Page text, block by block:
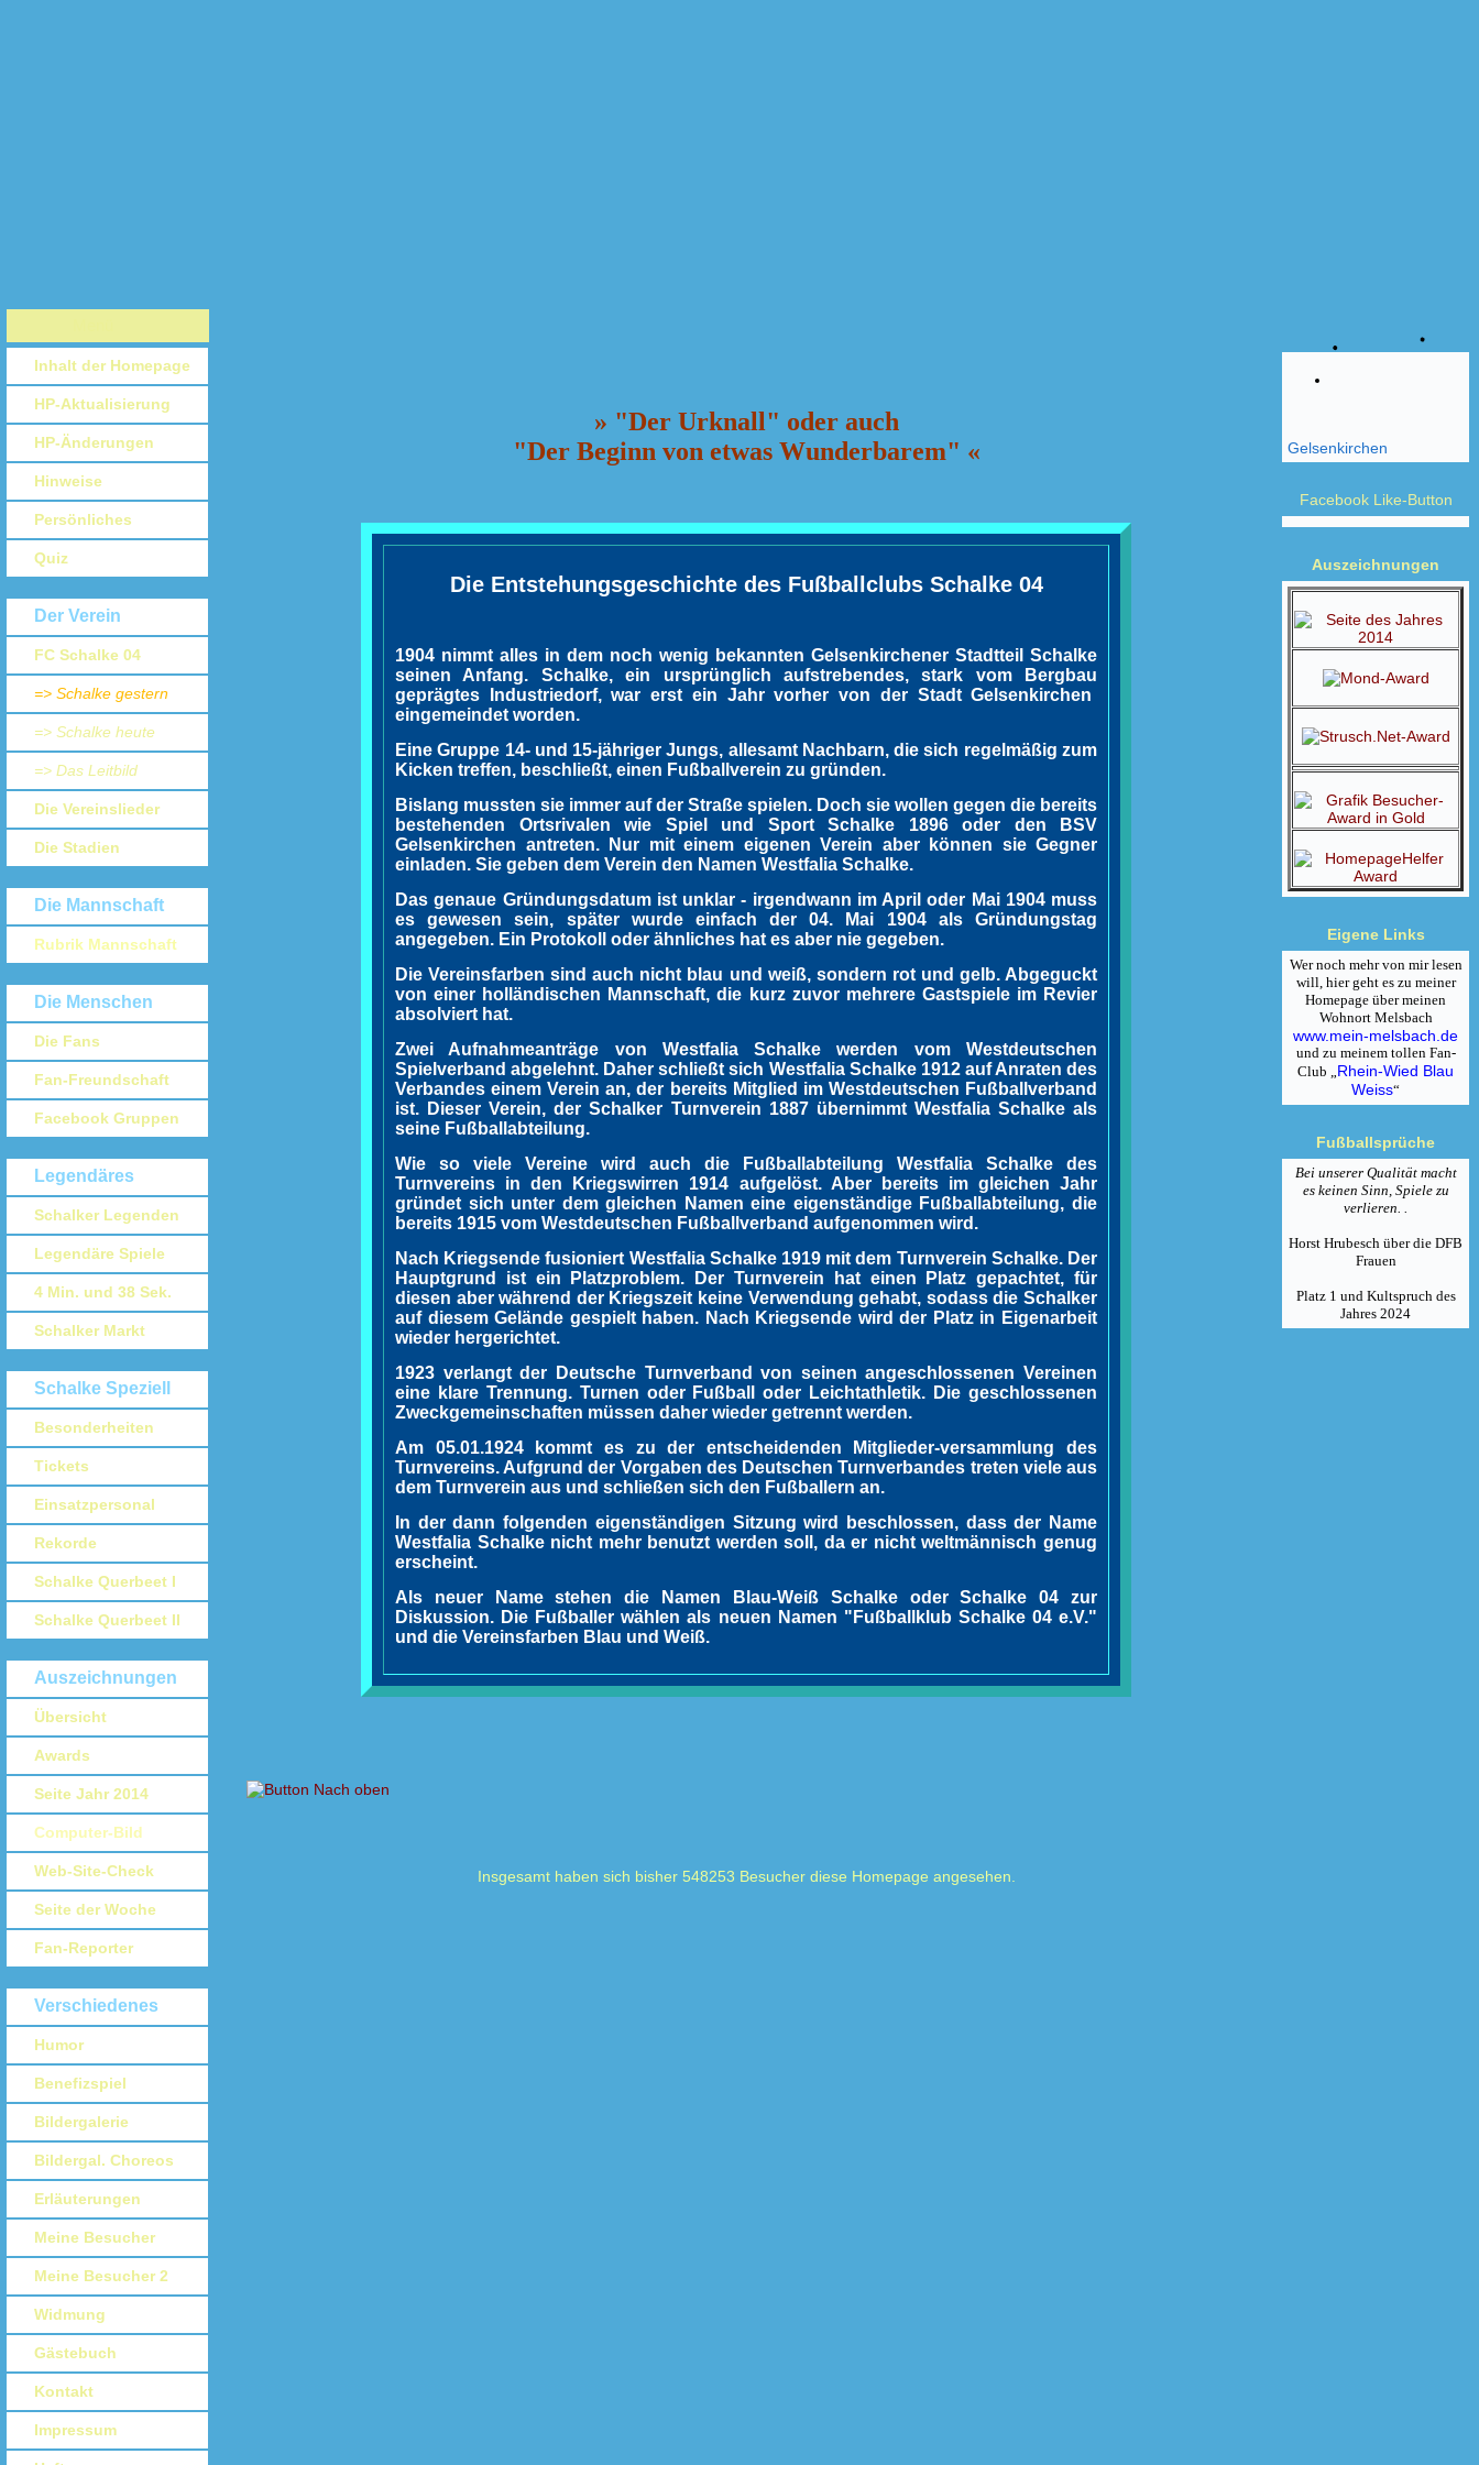
Inhalt der Homepage
HP-Aktualisierung
HP-Änderungen
Hinweise
Persönliches
Quiz
Der Verein
FC Schalke 04
=> Schalke gestern
=> Schalke heute
=> Das Leitbild
Die Vereinslieder
Die Stadien
Die Mannschaft
Rubrik Mannschaft
Die Menschen
Die Fans
Fan-Freundschaft
Facebook Gruppen
Legendäres
Schalker Legenden
Legendäre Spiele
4 Min. und 38 Sek.
Schalker Markt
Schalke Speziell
Besonderheiten
Tickets
Einsatzpersonal
Rekorde
Schalke Querbeet I
Schalke Querbeet II
Auszeichnungen
Übersicht
Awards
Seite Jahr 2014
Computer-Bild
Web-Site-Check
Seite der Woche
Fan-Reporter
Verschiedenes
Humor
Benefizspiel
Bildergalerie
Bildergal. Choreos
Erläuterungen
Meine Besucher
Meine Besucher 2
Widmung
Gästebuch
Kontakt
Impressum
» "Der Urknall" oder auch
"Der Beginn von etwas Wunderbarem" «
Die Entstehungsgeschichte des Fußballclubs Schalke 04
1904 nimmt alles in dem noch wenig bekannten Gelsenkirchener Stadtteil Schalke
seinen Anfang. Schalke, ein ursprünglich aufstrebendes, stark vom Bergbau
geprägtes Industriedorf, war erst ein Jahr vorher von der Stadt Gelsenkirchen
eingemeindet worden.
Eine Gruppe 14- und 15-jähriger Jungs, allesamt Nachbarn, die sich regelmäßig zum
Kicken treffen, beschließt, einen Fußballverein zu gründen.
Bislang mussten sie immer auf der Straße spielen. Doch sie wollen gegen die bereits
bestehenden Ortsrivalen wie Spiel und Sport Schalke 1896 oder den BSV
Gelsenkirchen antreten. Nur mit einem eigenen Verein aber können sie Gegner
einladen. Sie geben dem Verein den Namen Westfalia Schalke.
Das genaue Gründungsdatum ist unklar - irgendwann im April oder Mai 1904 muss
es gewesen sein, später wurde einfach der 04. Mai 1904 als Gründungstag
angegeben. Ein Protokoll oder ähnliches hat es aber nie gegeben.
Die Vereinsfarben sind auch nicht blau und weiß, sondern rot und gelb. Abgeguckt
von einer holländischen Mannschaft, die kurz zuvor mehrere Gastspiele im Revier
absolviert hat.
Zwei Aufnahmeanträge von Westfalia Schalke werden vom Westdeutschen
Spielverband abgelehnt. Daher schließt sich Westfalia Schalke 1912 auf Anraten des
Verbandes einem Verein an, der bereits Mitglied im Westdeutschen Fußballverband
ist. Dieser Verein, der Schalker Turnverein 1887 übernimmt Westfalia Schalke als
seine Fußballabteilung.
Wie so viele Vereine wird auch die Fußballabteilung Westfalia Schalke des
Turnvereins in den Kriegswirren 1914 aufgelöst. Aber bereits im gleichen Jahr
gründet sich unter dem gleichen Namen eine eigenständige Fußballabteilung, die
bereits 1915 vom Westdeutschen Fußballverband aufgenommen wird.
Nach Kriegsende fusioniert Westfalia Schalke 1919 mit dem Turnverein Schalke. Der
Hauptgrund ist ein Platzproblem. Der Turnverein hat einen Platz gepachtet, für
diesen aber während der Kriegszeit keine Verwendung gehabt, sodass die Schalker
auf diesem Gelände gespielt haben. Nach Kriegsende wird der Platz in Eigenarbeit
wieder hergerichtet.
1923 verlangt der Deutsche Turnverband von seinen angeschlossenen Vereinen
eine klare Trennung. Turnen oder Fußball oder Leichtathletik. Die geschlossenen
Zweckgemeinschaften müssen daher wieder getrennt werden.
Am 05.01.1924 kommt es zu der entscheidenden Mitglieder-versammlung des
Turnvereins. Aufgrund der Vorgaben des Deutschen Turnverbandes treten viele aus
dem Turnverein aus und schließen sich den Fußballern an.
In der dann folgenden eigenständigen Sitzung wird beschlossen, dass der Name
Westfalia Schalke nicht mehr benutzt werden soll, da er nicht weltmännisch genug
erscheint.
Als neuer Name stehen die Namen Blau-Weiß Schalke oder Schalke 04 zur
Diskussion. Die Fußballer wählen als neuen Namen "Fußballklub Schalke 04 e.V."
und die Vereinsfarben Blau und Weiß.
Insgesamt haben sich bisher 548253 Besucher diese Homepage angesehen.
Gelsenkirchen
Facebook Like-Button
Auszeichnungen
Eigene Links
Wer noch mehr von mir lesen
will, hier geht es zu meiner
Homepage über meinen
Wohnort Melsbach
www.mein-melsbach.de
und zu meinem tollen Fan-
Club „Rhein-Wied Blau
Weiss“
Fußballsprüche
Bei unserer Qualität macht
es keinen Sinn, Spiele zu
verlieren. .
Horst Hrubesch über die DFB
Frauen
Platz 1 und Kultspruch des
Jahres 2024